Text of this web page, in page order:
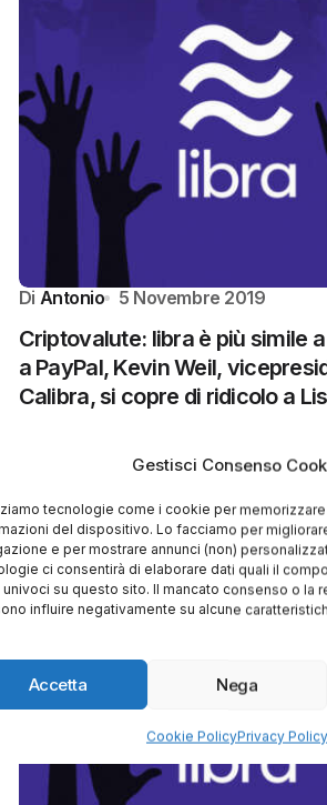
Gestisci Consenso
tecnologie come i cookie per
del dispositivo. Lo facciamo per
e per mostrare annunci (non)
ci consentirà di elaborare dati quali il
univoci su questo sito. Il mancato consenso o la
influire negativamente su alcune
Accetta Nega
Cookie PolicyPrivacy Policy
Di Antonio 5 Novembre 2019
Criptovalute: libra è più simile
a PayPal, Kevin Weil,
Calibra, si copre di ridicolo a